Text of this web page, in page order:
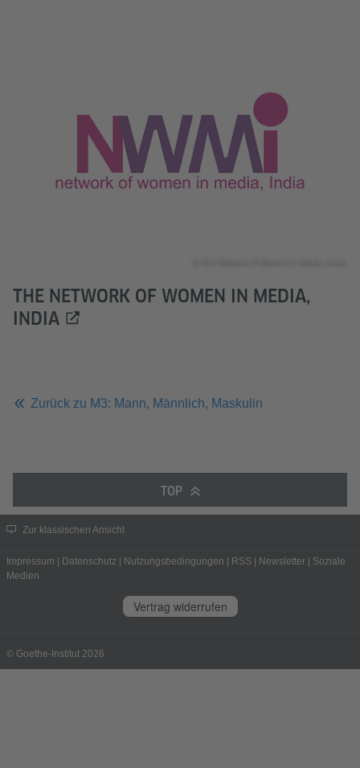
THE NETWORK OF WOMEN IN MEDIA,
INDIA
Zurück zu M3: Mann, Männlich, Maskulin
TOP
Zur klassischen Ansicht
Impressum Datenschutz Nutzungsbedingungen RSS Newsletter
Soziale
Medien
Vertrag widerrufen
© Goethe-Institut 2026